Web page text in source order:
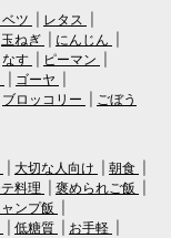
ツ
レタス
玉ねぎ
にんじん
なす
ピーマン
ゴーヤ
ブロッコリー ごぼう
大切な人向け
朝食
料理
褒められご飯
ンプ飯
低糖質
お手軽